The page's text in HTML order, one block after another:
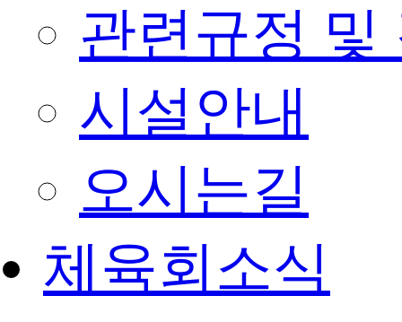
관련규정 및
시설안내
오시는길
체육회소식